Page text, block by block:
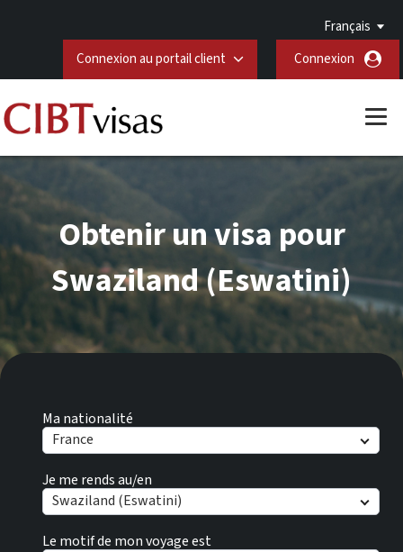
Français
Connexion au portail client
Connexion
Ma nationalité
France
Je me rends au/en
Swaziland (Eswatini)
Le motif de mon voyage est
Obtenir un visa pour
Swaziland (Eswatini)